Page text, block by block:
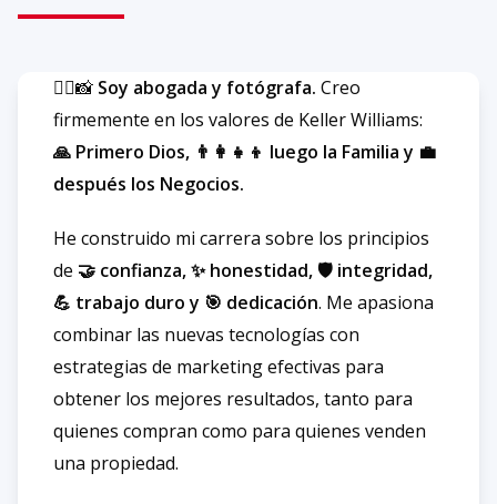
👩‍⚖️📸 Soy abogada y fotógrafa. Creo
firmemente en los valores de Keller Williams:
🙏 Primero Dios, 👨‍👩‍👧‍👦 luego la Familia y 💼
después los Negocios.
He construido mi carrera sobre los principios
de 🤝 confianza, ✨ honestidad, 🛡️ integridad,
💪 trabajo duro y 🎯 dedicación. Me apasiona
combinar las nuevas tecnologías con
estrategias de marketing efectivas para
obtener los mejores resultados, tanto para
quienes compran como para quienes venden
una propiedad.